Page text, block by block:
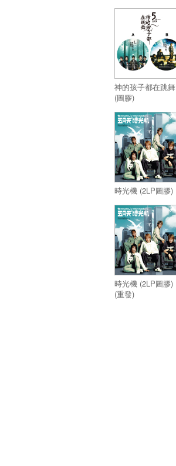
神的孩子都在跳舞
(圖膠)
時光機 (2LP圖膠)
時光機 (2LP圖膠)
(重發)